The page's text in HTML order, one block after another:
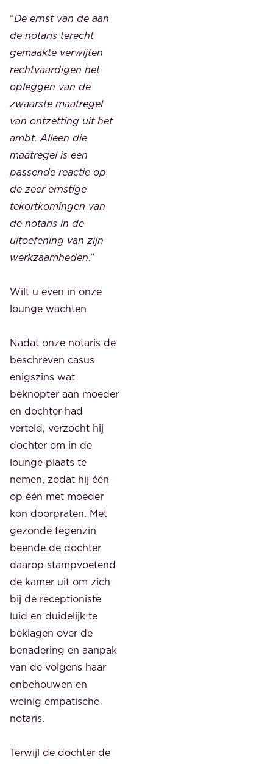
“De ernst van de aan
de notaris terecht
gemaakte verwijten
rechtvaardigen het
opleggen van de
zwaarste maatregel
van ontzetting uit het
ambt. Alleen die
maatregel is een
passende reactie op
de zeer ernstige
tekortkomingen van
de notaris in de
uitoefening van zijn
werkzaamheden.”
Wilt u even in onze
lounge wachten
Nadat onze notaris de
beschreven casus
enigszins wat
beknopter aan moeder
en dochter had
verteld, verzocht hij
dochter om in de
lounge plaats te
nemen, zodat hij één
op één met moeder
kon doorpraten. Met
gezonde tegenzin
beende de dochter
daarop stampvoetend
de kamer uit om zich
bij de receptioniste
luid en duidelijk te
beklagen over de
benadering en aanpak
van de volgens haar
onbehouwen en
weinig empatische
notaris.
Terwijl de dochter de